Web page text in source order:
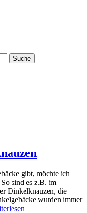
gibt, möchte ich
So sind es z.B. im
Dinkelknauzen, die
wurden immer